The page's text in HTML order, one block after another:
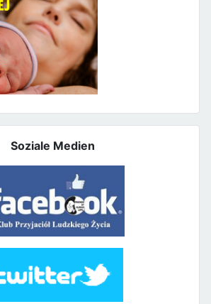
Soziale Medien